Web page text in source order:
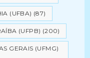
(UFBA) (87)
(UFPB) (200)
GERAIS (UFMG)